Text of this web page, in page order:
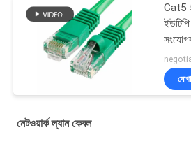
Cat5
কেবল
নেটওয়ার্ক ল্যান কেবল